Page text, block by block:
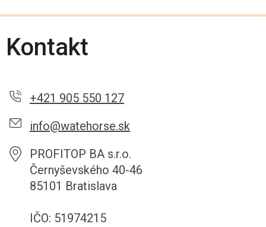
Kontakt
+421 905 550 127
info@watehorse.sk
PROFITOP BA s.r.o.
Černyševského 40-46
85101 Bratislava
IČO: 51974215